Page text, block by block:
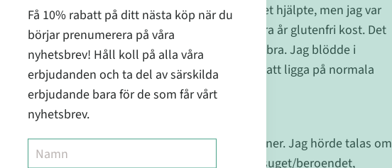
för att lugna immunförsvaret i tarmen och det hjälpte, men jag var
tarmen under perioder och testade efter några år glutenfri kost. Det
sig ytterligare men den var fortfarande inte helt bra. Jag blödde i
Jag fick järndopp vid ett antal tillfällen för att ligga på normala
till i totalt 13 år fram till januari 2018.
Hur gjorde du för att bli medicinfri?
förändring och började läsa på om inflammationer. Jag hörde talas om
kuren, som har för syfte att reducera sockersuget/beroendet,
Få 10% rabatt på ditt nästa köp när du
börjar prenumerera på våra
nyhetsbrev! Håll koll på alla våra
erbjudanden och ta del av särskilda
erbjudande bara för de som får vårt
nyhetsbrev.